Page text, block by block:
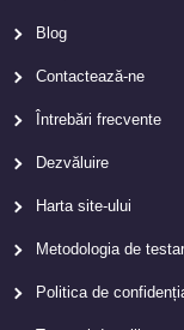
Blog
Contactează-ne
Întrebări frecvente
Dezvăluire
Harta site-ului
Metodologia de
Politica de